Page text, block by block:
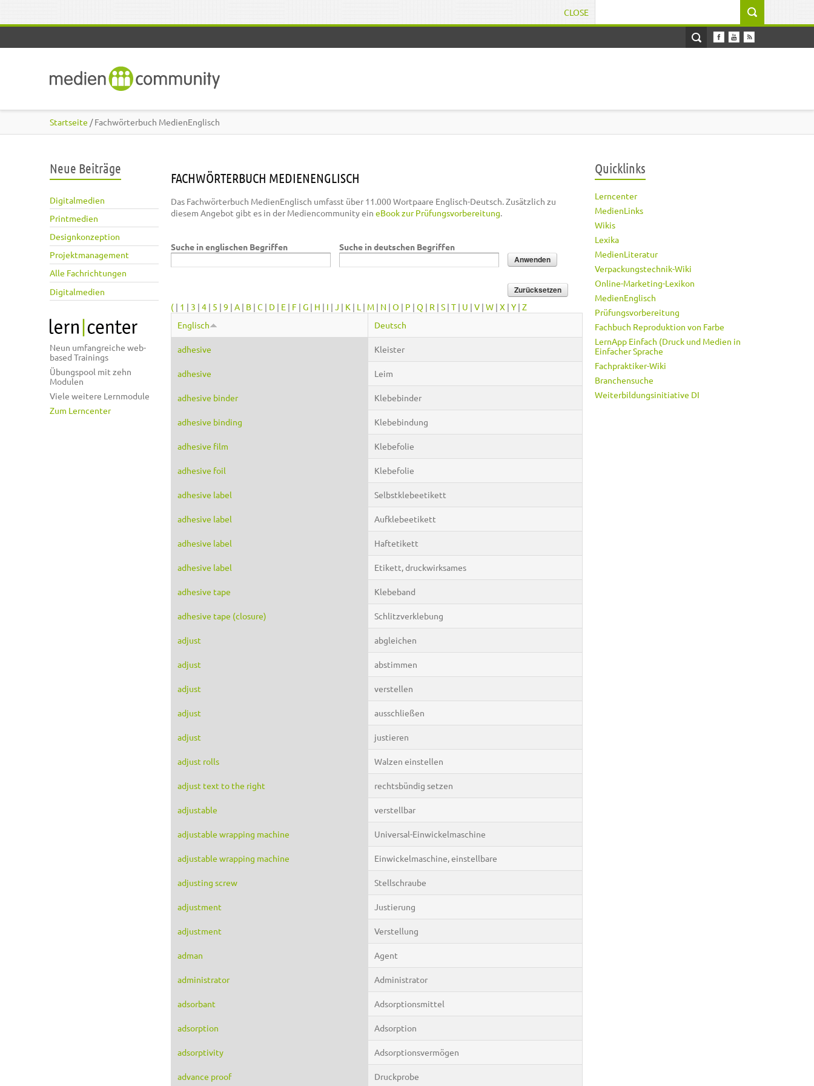
CLOSE
Startseite / Fachwörterbuch MedienEnglisch
Neue Beiträge
Digitalmedien
Printmedien
Designkonzeption
Projektmanagement
Alle Fachrichtungen
Digitalmedien
Neun umfangreiche web-
based Trainings
Übungspool mit zehn
Modulen
Viele weitere Lernmodule
Zum Lerncenter
FACHWÖRTERBUCH MEDIENENGLISCH
Das Fachwörterbuch MedienEnglisch umfasst über 11.000 Wortpaare Englisch-Deutsch. Zusätzlich zu
diesem Angebot gibt es in der Mediencommunity ein eBook zur Prüfungsvorbereitung.
Suche in englischen Begriffen Suche in deutschen Begriffen
( | 1 | 3 | 4 | 5 | 9 | A | B | C | D | E | F | G | H | I | J | K | L | M | N | O | P | Q | R | S | T | U | V | W | X | Y | Z
Englisch
Deutsch
adhesive Kleister
adhesive Leim
adhesive binder Klebebinder
adhesive binding Klebebindung
adhesive film Klebefolie
adhesive foil Klebefolie
adhesive label Selbstklebeetikett
adhesive label Aufklebeetikett
adhesive label Haftetikett
adhesive label Etikett, druckwirksames
adhesive tape Klebeband
adhesive tape (closure) Schlitzverklebung
adjust abgleichen
adjust abstimmen
adjust verstellen
adjust ausschließen
adjust justieren
adjust rolls Walzen einstellen
adjust text to the right rechtsbündig setzen
adjustable verstellbar
adjustable wrapping machine Universal-Einwickelmaschine
adjustable wrapping machine Einwickelmaschine, einstellbare
adjusting screw Stellschraube
adjustment Justierung
adjustment Verstellung
adman Agent
administrator Administrator
adsorbant Adsorptionsmittel
adsorption Adsorption
adsorptivity Adsorptionsvermögen
advance proof Druckprobe
Quicklinks
Lerncenter
MedienLinks
Wikis
Lexika
MedienLiteratur
Verpackungstechnik-Wiki
Online-Marketing-Lexikon
MedienEnglisch
Prüfungsvorbereitung
Fachbuch Reproduktion von Farbe
LernApp Einfach (Druck und Medien in
Einfacher Sprache
Fachpraktiker-Wiki
Branchensuche
Weiterbildungsinitiative DI